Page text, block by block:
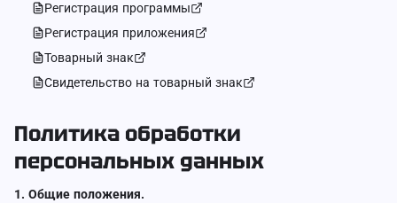
Регистрация программы
Регистрация приложения
Товарный знак
Свидетельство на товарный знак
Политика обработки
персональных данных
1. Общие положения.